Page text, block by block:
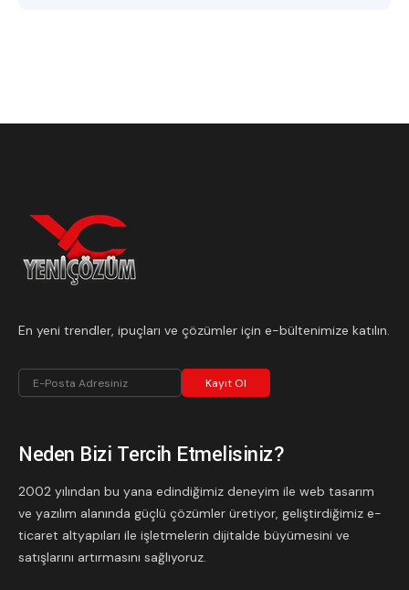
En yeni trendler, ipuçları ve çözümler için e-bültenimize katılın.
Kayıt Ol
Neden Bizi Tercih Etmelisiniz?
2002 yılından bu yana edindiğimiz deneyim ile web tasarım
ve yazılım alanında güçlü çözümler üretiyor, geliştirdiğimiz e-
ticaret altyapıları ile işletmelerin dijitalde büyümesini ve
satışlarını artırmasını sağlıyoruz.